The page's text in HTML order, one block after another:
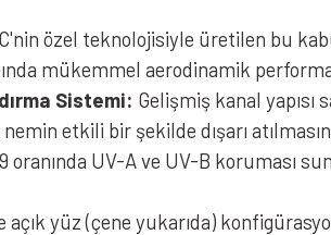
özel teknolojisiyle üretilen bu
mükemmel aerodinamik
Sistemi: Gelişmiş kanal yapısı
etkili bir şekilde dışarı
UV-A ve UV-B koruması
yüz (çene yukarıda)